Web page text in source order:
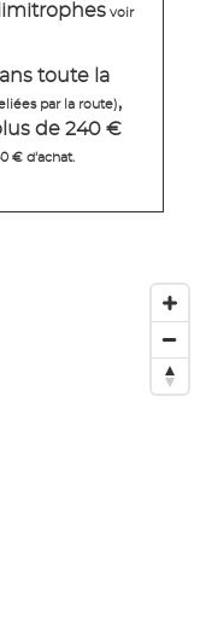
voir
toute la
par la route),
de 240 €
€ d'achat.